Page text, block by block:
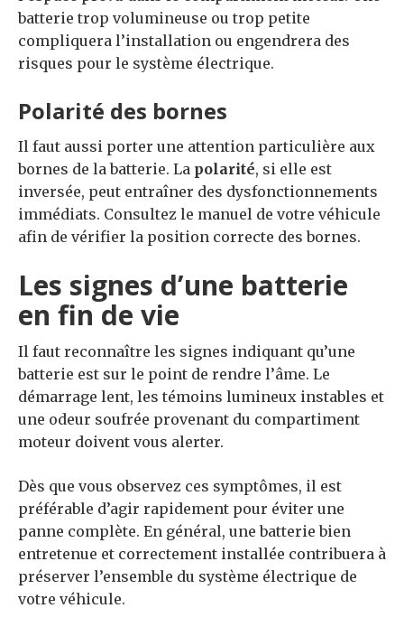
batterie trop volumineuse ou trop petite
compliquera l’installation ou engendrera des
risques pour le système électrique.
Polarité des bornes
Il faut aussi porter une attention particulière aux
bornes de la batterie. La polarité, si elle est
inversée, peut entraîner des dysfonctionnements
immédiats. Consultez le manuel de votre véhicule
afin de vérifier la position correcte des bornes.
Les signes d’une batterie
en fin de vie
Il faut reconnaître les signes indiquant qu’une
batterie est sur le point de rendre l’âme. Le
démarrage lent, les témoins lumineux instables et
une odeur soufrée provenant du compartiment
moteur doivent vous alerter.
Dès que vous observez ces symptômes, il est
préférable d’agir rapidement pour éviter une
panne complète. En général, une batterie bien
entretenue et correctement installée contribuera à
préserver l’ensemble du système électrique de
votre véhicule.